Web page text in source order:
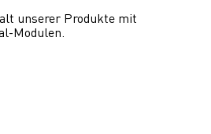
unserer Produkte mit
Modulen.